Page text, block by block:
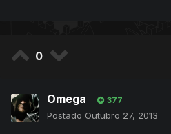
0
Omega 377
Postado Outubro 27, 2013